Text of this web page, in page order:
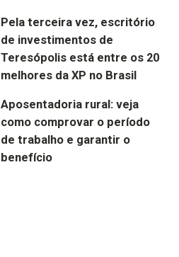
Pela terceira vez, escritório
de investimentos de
Teresópolis está entre os 20
melhores da XP no Brasil
Aposentadoria rural: veja
como comprovar o período
de trabalho e garantir o
benefício